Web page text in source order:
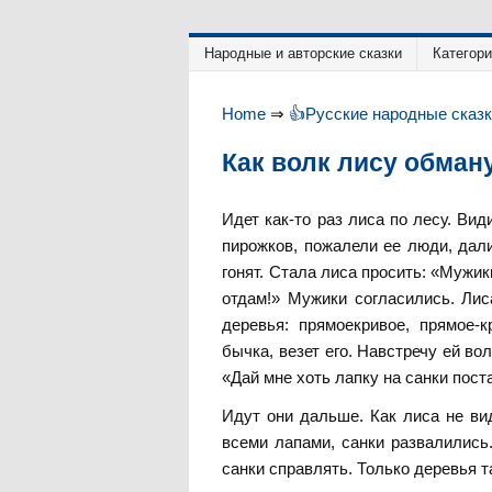
Народные и авторские сказки
Home ⇒ 👍Русские народные
Как волк лису
Идет как-то раз лиса по лесу.
пирожков, пожалели ее люди,
гонят. Стала лиса просить:
отдам!» Мужики согласились.
деревья: прямоекривое,
бычка, везет его. Навстречу ей
«Дай мне хоть лапку на санки
Идут они дальше. Как лиса не
всеми лапами, санки
санки справлять. Только деревья